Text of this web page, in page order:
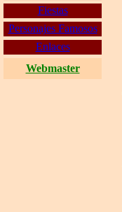
Fiestas
Personajes Famosos
Enlaces
Webmaster